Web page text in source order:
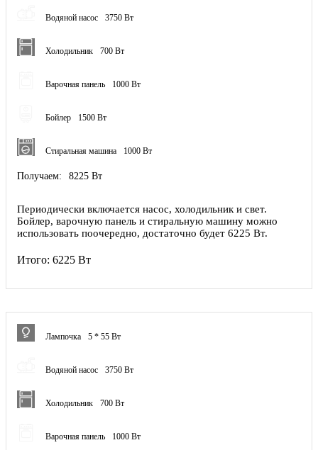
Водяной насос 3750 Вт
Холодильник 700 Вт
Варочная панель 1000 Вт
Бойлер 1500 Вт
Стиральная машина 1000 Вт
Получаем: 8225 Вт
Периодически включается насос, холодильник и свет.
Бойлер, варочную панель и стиральную машину можно
использовать поочередно, достаточно будет 6225 Вт.
Итого: 6225 Вт
Лампочка 5 * 55 Вт
Водяной насос 3750 Вт
Холодильник 700 Вт
Варочная панель 1000 Вт